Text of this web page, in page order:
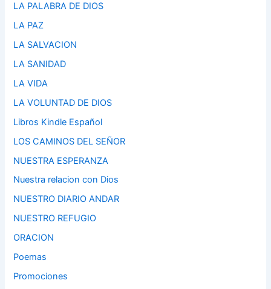
LA PALABRA DE DIOS
LA PAZ
LA SALVACION
LA SANIDAD
LA VIDA
LA VOLUNTAD DE DIOS
Libros Kindle Español
LOS CAMINOS DEL SEÑOR
NUESTRA ESPERANZA
Nuestra relacion con Dios
NUESTRO DIARIO ANDAR
NUESTRO REFUGIO
ORACION
Poemas
Promociones